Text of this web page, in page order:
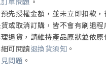
先授權金額，並未立即扣款
或取消訂購，皆不會有刷退
退貨，請維持產品原狀並依
可閱讀退換貨須知 。
問題 。